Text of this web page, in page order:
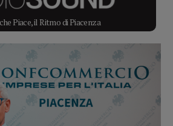
Piace, il Ritmo di Piacenza